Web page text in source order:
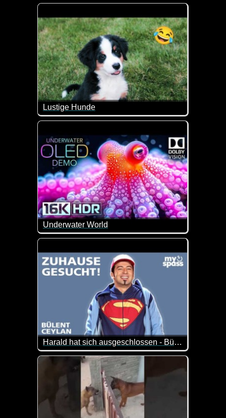
Im Internet sehen viele Dinge immer wesentlich
Lustige Hunde
Dies sind doch mal wieder sehr witzige Szenen
Underwater World
Nimm dir Zeit, lehn dich zurück und genieße
Harald hat sich ausgeschlossen - Bülent Ceylan
Läuft nicht bei Harald. Er hat sich ausgeschlossen